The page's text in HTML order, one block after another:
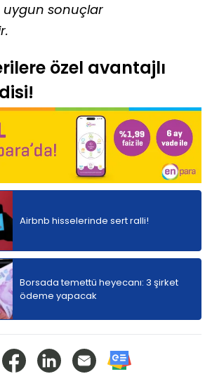
uygun sonuçlar
özel avantajlı
Airbnb hisselerinde sert ralli!
Borsada temettü heyecanı: 3 şirket
ödeme yapacak